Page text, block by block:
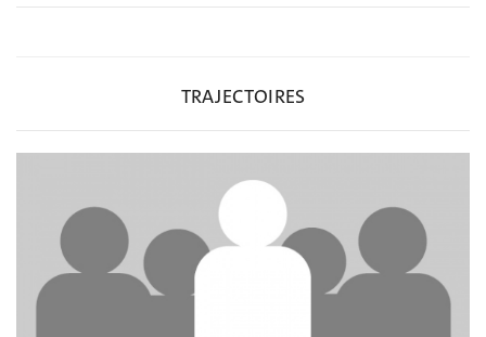
TRAJECTOIRES